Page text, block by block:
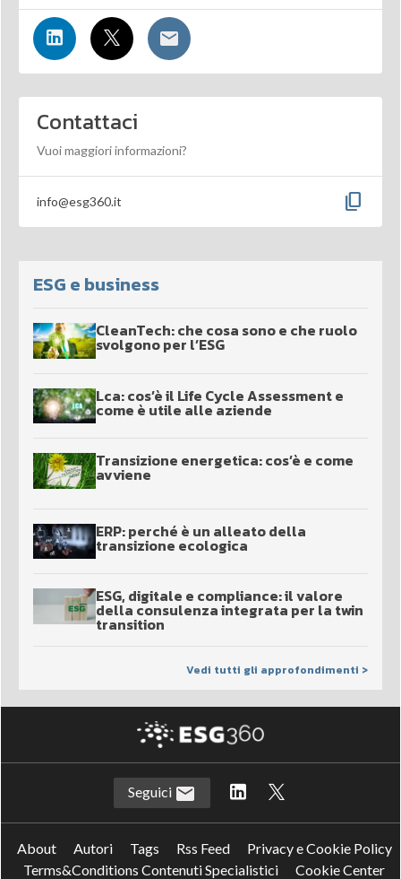
Contattaci
Vuoi maggiori informazioni?
info@esg360.it content_copy
ESG e business
CleanTech: che cosa sono e che ruolo
svolgono per l’ESG
Lca: cos’è il Life Cycle Assessment e
come è utile alle aziende
Transizione energetica: cos’è e come
avviene
ERP: perché è un alleato della
transizione ecologica
ESG, digitale e compliance: il valore
della consulenza integrata per la twin
transition
Vedi tutti gli approfondimenti >
Seguici
About Autori Tags Rss Feed
Privacy e Cookie Policy
Terms&Conditions Contenuti Specialistici
Cookie Center